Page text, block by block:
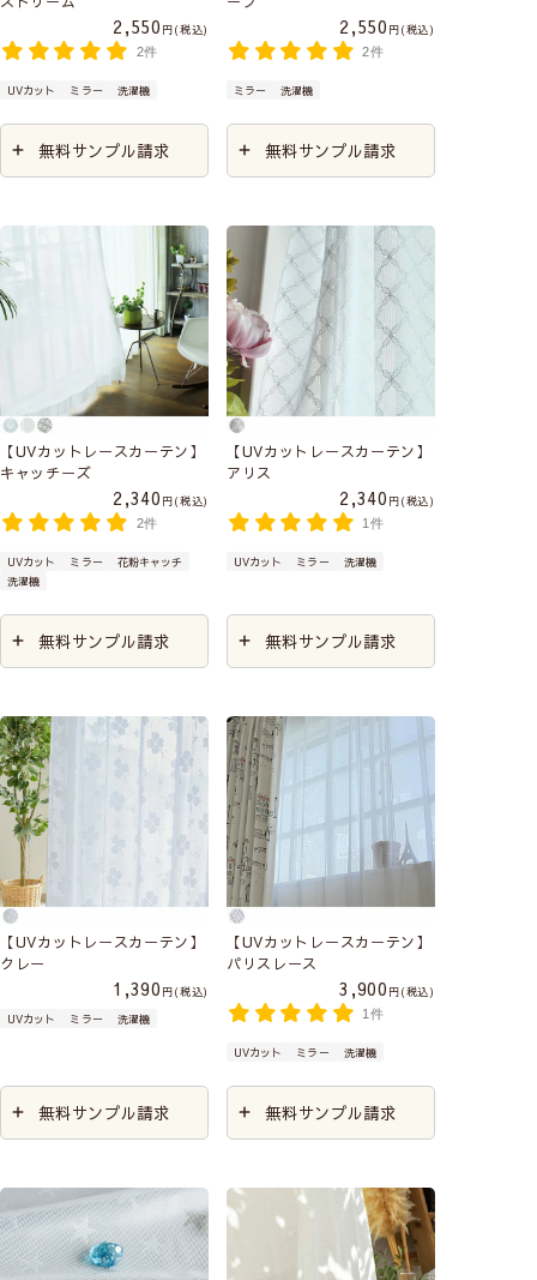
2,550
税込
2件
UVカット ミラー 洗濯機
無料サンプル請求
2,550
税込
2件
ミラー 洗濯機
無料サンプル請求
【UVカットレースカーテン】
キャッチーズ
2,340
税込
2件
UVカット ミラー
花粉キャッチ
洗濯機
無料サンプル請求
【UVカットレースカーテン】
アリス
2,340
税込
1件
UVカット ミラー 洗濯機
無料サンプル請求
【UVカットレースカーテン】
クレー
1,390
税込
UVカット
ミラー 洗濯機
無料サンプル請求
【UVカットレースカーテン】
パリスレース
3,900
税込
1件
UVカット ミラー 洗濯機
無料サンプル請求